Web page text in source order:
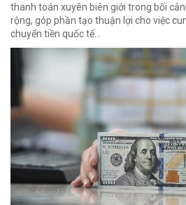
thanh toán xuyên biên giới trong bối
rộng, góp phần tạo thuận lợi cho việc
chuyển tiền quốc tế...